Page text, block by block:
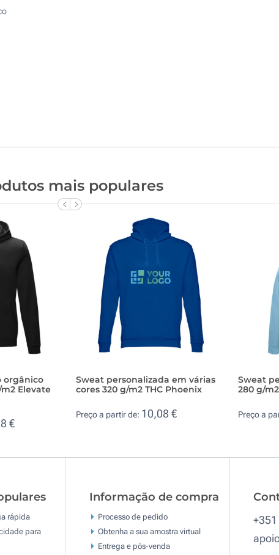
mais populares
orgânico
Elevate
€
Sweat personalizada em várias
cores 320 g/m2 THC Phoenix
Preço a partir de: 10,08 €
Sweat
280 g/
Preço a
rápida
para
Informação de compra
Processo de pedido
Obtenha a sua amostra virtual
Entrega e pós-venda